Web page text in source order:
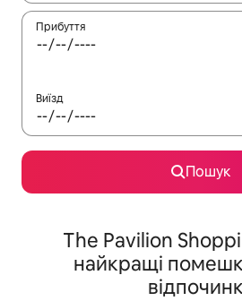
Прибуття
Виїзд
Пошук
The Pavilion
найкращі